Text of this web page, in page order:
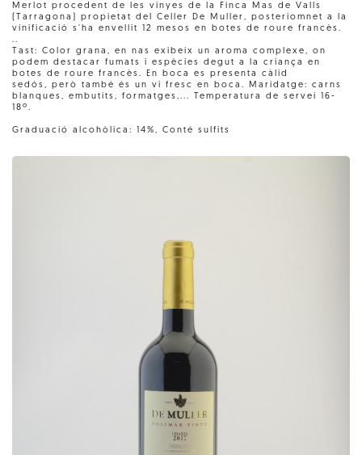
Merlot procedent de les vinyes de la Finca Mas de Valls
(Tarragona) propietat del Celler De Muller, posteriomnet a la
vinificació s'ha envellit 12 mesos en botes de roure francès.
..
Tast: Color grana, en nas exibeix un aroma complexe, on
podem destacar fumats i espècies degut a la criança en
botes de roure francès. En boca es presenta càlid
sedós, però també és un vi fresc en boca. Maridatge: carns
blanques, embutits, formatges,... Temperatura de servei 16-
18º.
Graduació alcohòlica: 14%, Conté sulfits